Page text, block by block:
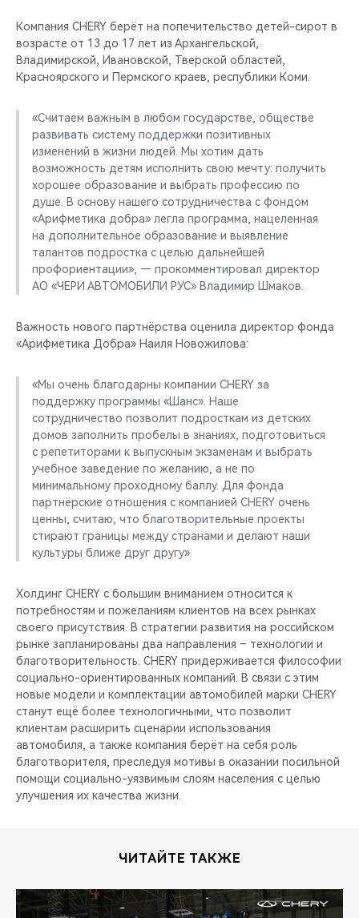
Компания CHERY берёт на попечительство детей-сирот в
возрасте от 13 до 17 лет из Архангельской,
Владимирской, Ивановской, Тверской областей,
Красноярского и Пермского краев, республики Коми.
«Считаем важным в любом государстве, обществе
развивать систему поддержки позитивных
изменений в жизни людей. Мы хотим дать
возможность детям исполнить свою мечту: получить
хорошее образование и выбрать профессию по
душе. В основу нашего сотрудничества с фондом
«Арифметика добра» легла программа, нацеленная
на дополнительное образование и выявление
талантов подростка с целью дальнейшей
профориентации», — прокомментировал директор
АО «ЧЕРИ АВТОМОБИЛИ РУС» Владимир Шмаков.
Важность нового партнёрства оценила директор фонда
«Арифметика Добра» Наиля Новожилова:
«Мы очень благодарны компании CHERY за
поддержку программы «Шанс». Наше
сотрудничество позволит подросткам из детских
домов заполнить пробелы в знаниях, подготовиться
с репетиторами к выпускным экзаменам и выбрать
учебное заведение по желанию, а не по
минимальному проходному баллу. Для фонда
партнёрские отношения с компанией CHERY очень
ценны, считаю, что благотворительные проекты
стирают границы между странами и делают наши
культуры ближе друг другу».
Холдинг CHERY с большим вниманием относится к
потребностям и пожеланиям клиентов на всех рынках
своего присутствия. В стратегии развития на российском
рынке запланированы два направления – технологии и
благотворительность. CHERY придерживается философии
социально-ориентированных компаний. В связи с этим
новые модели и комплектации автомобилей марки CHERY
станут ещё более технологичными, что позволит
клиентам расширить сценарии использования
автомобиля, а также компания берёт на себя роль
благотворителя, преследуя мотивы в оказании посильной
помощи социально-уязвимым слоям населения с целью
улучшения их качества жизни.
ЧИТАЙТЕ ТАКЖЕ